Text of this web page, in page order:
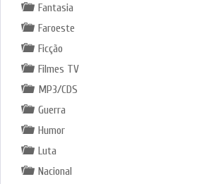
Fantasia
Faroeste
Ficção
Filmes TV
MP3/CDS
Guerra
Humor
Luta
Nacional